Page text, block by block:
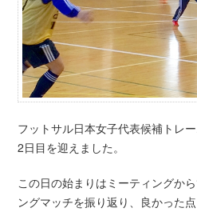
フットサル日本女子代表候補トレ
2日目を迎えました。
この日の始まりはミーティングか
ングマッチを振り返り、良かった